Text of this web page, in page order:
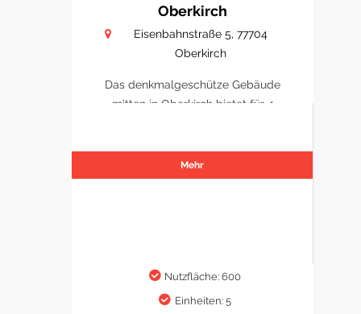
Oberkirch
Eisenbahnstraße 5, 77704
Oberkirch
Das denkmalgeschütze Gebäude
mitten in Oberkirch bietet für 4
Mehr
Nutzfläche: 600
Einheiten: 5